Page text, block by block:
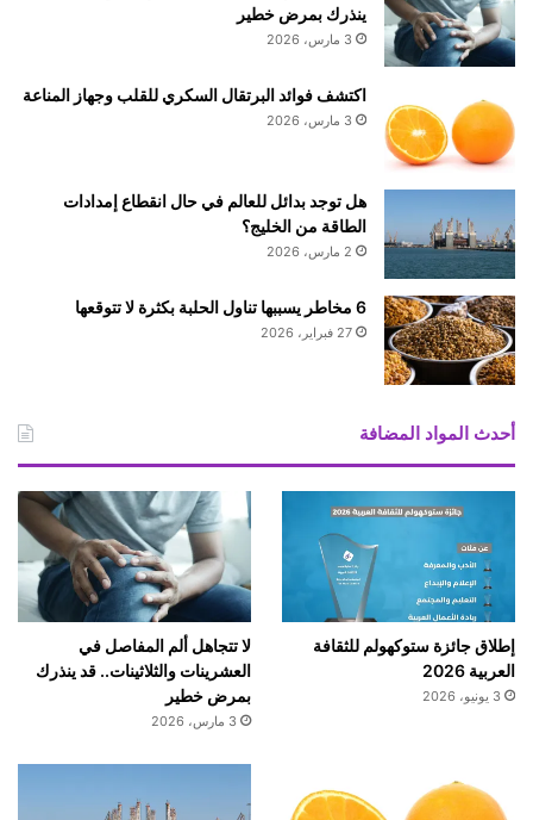
ينذرك بمرض خطير
3 مارس، 2026
اكتشف فوائد البرتقال السكري للقلب وجهاز المناعة
3 مارس، 2026
هل توجد بدائل للعالم في حال انقطاع إمدادات
الطاقة من الخليج؟
2 مارس، 2026
6 مخاطر يسببها تناول الحلبة بكثرة لا تتوقعها
27 فبراير، 2026
أحدث المواد المضافة
إطلاق جائزة ستوكهولم للثقافة
العربية 2026
3 يونيو، 2026
لا تتجاهل ألم المفاصل في
العشرينات والثلاثينات.. قد ينذرك
بمرض خطير
3 مارس، 2026